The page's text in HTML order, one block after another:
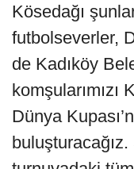
Kösedağı
futbolseverler,
de Kadıköy
komşularımızı
Dünya